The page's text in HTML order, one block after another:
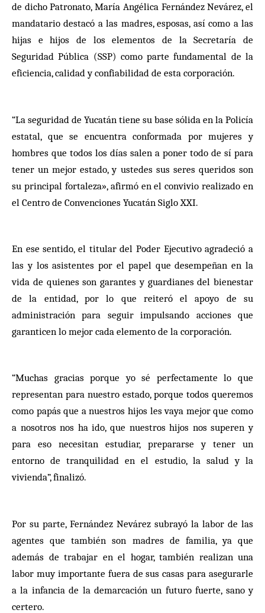
de dicho Patronato, María Angélica Fernández Nevárez, el
mandatario destacó a las madres, esposas, así como a las
hijas e hijos de los elementos de la Secretaría de
Seguridad Pública (SSP) como parte fundamental de la
eficiencia, calidad y confiabilidad de esta corporación.
“La seguridad de Yucatán tiene su base sólida en la Policía
estatal, que se encuentra conformada por mujeres y
hombres que todos los días salen a poner todo de sí para
tener un mejor estado, y ustedes sus seres queridos son
su principal fortaleza», afirmó en el convivio realizado en
el Centro de Convenciones Yucatán Siglo XXI.
En ese sentido, el titular del Poder Ejecutivo agradeció a
las y los asistentes por el papel que desempeñan en la
vida de quienes son garantes y guardianes del bienestar
de la entidad, por lo que reiteró el apoyo de su
administración para seguir impulsando acciones que
garanticen lo mejor cada elemento de la corporación.
“Muchas gracias porque yo sé perfectamente lo que
representan para nuestro estado, porque todos queremos
como papás que a nuestros hijos les vaya mejor que como
a nosotros nos ha ido, que nuestros hijos nos superen y
para eso necesitan estudiar, prepararse y tener un
entorno de tranquilidad en el estudio, la salud y la
vivienda”, finalizó.
Por su parte, Fernández Nevárez subrayó la labor de las
agentes que también son madres de familia, ya que
además de trabajar en el hogar, también realizan una
labor muy importante fuera de sus casas para asegurarle
a la infancia de la demarcación un futuro fuerte, sano y
certero.